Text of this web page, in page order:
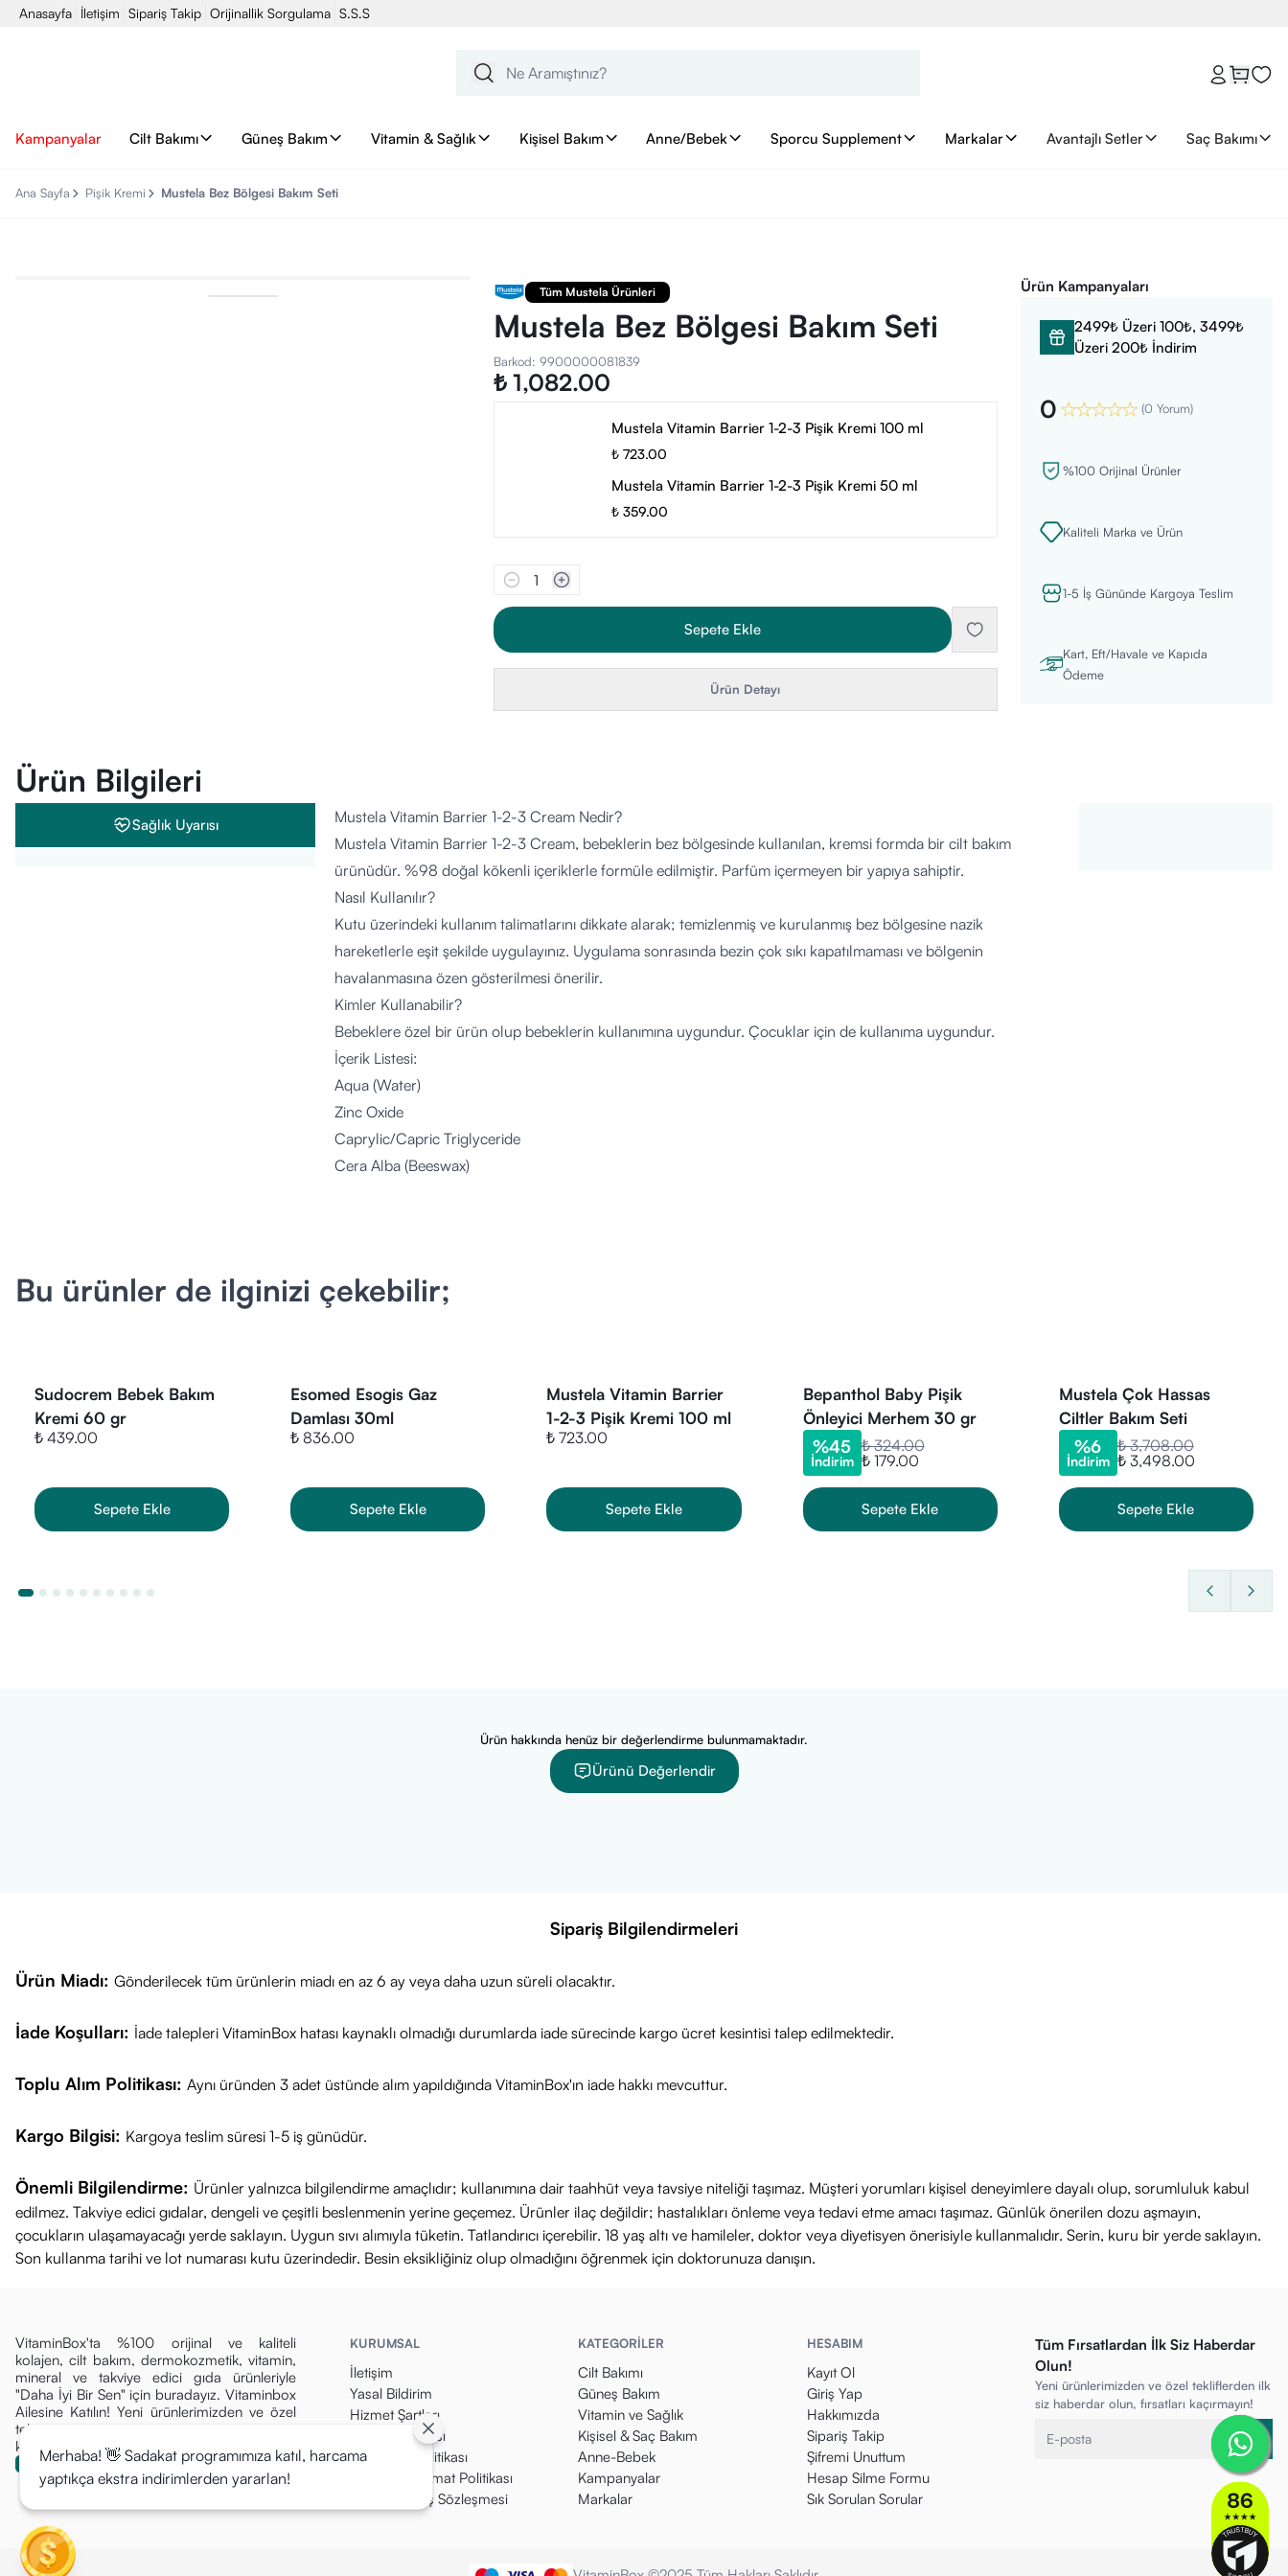
Anasayfa İletişim Sipariş Takip Orijinallik Sorgulama S.S.S
Kampanyalar Cilt Bakımı Güneş Bakım Vitamin & Sağlık Kişisel Bakım Anne/Bebek Sporcu Supplement Markalar Avantajlı Setler Saç Bakımı
Ana Sayfa Pişik Kremi Mustela Bez Bölgesi Bakım Seti
Tüm Mustela Ürünleri
Mustela Bez Bölgesi Bakım Seti
Barkod: 9900000081839
₺ 1,082.00
Mustela Vitamin Barrier 1-2-3 Pişik Kremi 100 ml
₺ 723.00
Mustela Vitamin Barrier 1-2-3 Pişik Kremi 50 ml
₺ 359.00
1
Sepete Ekle
Ürün Detayı
Ürün Kampanyaları
2499₺ Üzeri 100₺, 3499₺
Üzeri 200₺ İndirim
0 (0 Yorum)
%100 Orijinal Ürünler
Kaliteli Marka ve Ürün
1-5 İş Gününde Kargoya Teslim
Kart, Eft/Havale ve Kapıda
Ödeme
Ürün Bilgileri
Sağlık Uyarısı
Mustela Vitamin Barrier 1-2-3 Cream Nedir?
Mustela Vitamin Barrier 1-2-3 Cream, bebeklerin bez bölgesinde kullanılan, kremsi formda bir cilt bakım
ürünüdür. %98 doğal kökenli içeriklerle formüle edilmiştir. Parfüm içermeyen bir yapıya sahiptir.
Nasıl Kullanılır?
Kutu üzerindeki kullanım talimatlarını dikkate alarak; temizlenmiş ve kurulanmış bez bölgesine nazik
hareketlerle eşit şekilde uygulayınız. Uygulama sonrasında bezin çok sıkı kapatılmaması ve bölgenin
havalanmasına özen gösterilmesi önerilir.
Kimler Kullanabilir?
Bebeklere özel bir ürün olup bebeklerin kullanımına uygundur. Çocuklar için de kullanıma uygundur.
İçerik Listesi:
Aqua (Water)
Zinc Oxide
Caprylic/Capric Triglyceride
Cera Alba (Beeswax)
Bu ürünler de ilginizi çekebilir;
Sudocrem Bebek Bakım
Kremi 60 gr
₺ 439.00
Sepete Ekle
Esomed Esogis Gaz
Damlası 30ml
₺ 836.00
Sepete Ekle
Mustela Vitamin Barrier
1-2-3 Pişik Kremi 100 ml
₺ 723.00
Sepete Ekle
Bepanthol Baby Pişik
Önleyici Merhem 30 gr
%45
İndirim
₺ 324.00
₺ 179.00
Sepete Ekle
Mustela Çok Hassas
Ciltler Bakım Seti
%6
İndirim
₺ 3,708.00
₺ 3,498.00
Sepete Ekle
Ürün hakkında henüz bir değerlendirme bulunmamaktadır.
Ürünü Değerlendir
Sipariş Bilgilendirmeleri
Ürün Miadı: Gönderilecek tüm ürünlerin miadı en az 6 ay veya daha uzun süreli olacaktır.
İade Koşulları: İade talepleri VitaminBox hatası kaynaklı olmadığı durumlarda iade sürecinde kargo ücret kesintisi talep edilmektedir.
Toplu Alım Politikası: Aynı üründen 3 adet üstünde alım yapıldığında VitaminBox'ın iade hakkı mevcuttur.
Kargo Bilgisi: Kargoya teslim süresi 1-5 iş günüdür.
Önemli Bilgilendirme: Ürünler yalnızca bilgilendirme amaçlıdır; kullanımına dair taahhüt veya tavsiye niteliği taşımaz. Müşteri yorumları kişisel deneyimlere dayalı olup, sorumluluk kabul
edilmez. Takviye edici gıdalar, dengeli ve çeşitli beslenmenin yerine geçemez. Ürünler ilaç değildir; hastalıkları önleme veya tedavi etme amacı taşımaz. Günlük önerilen dozu aşmayın,
çocukların ulaşamayacağı yerde saklayın. Uygun sıvı alımıyla tüketin. Tatlandırıcı içerebilir. 18 yaş altı ve hamileler, doktor veya diyetisyen önerisiyle kullanmalıdır. Serin, kuru bir yerde saklayın.
Son kullanma tarihi ve lot numarası kutu üzerindedir. Besin eksikliğiniz olup olmadığını öğrenmek için doktorunuza danışın.
VitaminBox'ta %100 orijinal ve kaliteli
kolajen, cilt bakım, dermokozmetik, vitamin,
mineral ve takviye edici gıda ürünleriyle
"Daha İyi Bir Sen" için buradayız. Vitaminbox
Ailesine Katılın! Yeni ürünlerimizden ve özel
tekliflerden ilk siz haberdar olun, fırsatları
kaçırmayın!
KURUMSAL
İletişim
Yasal Bildirim
Hizmet Şartları
Gizlilik Politikası
Para İade Politikası
Kargo & Teslimat Politikası
Mesafeli Satış Sözleşmesi
KATEGORİLER
Cilt Bakımı
Güneş Bakım
Vitamin ve Sağlık
Kişisel & Saç Bakım
Anne-Bebek
Kampanyalar
Markalar
HESABIM
Kayıt Ol
Giriş Yap
Hakkımızda
Sipariş Takip
Şifremi Unuttum
Hesap Silme Formu
Sık Sorulan Sorular
Tüm Fırsatlardan İlk Siz Haberdar
Olun!
Yeni ürünlerimizden ve özel tekliflerden ilk
siz haberdar olun, fırsatları kaçırmayın!
Merhaba! 👋 Sadakat programımıza katıl, harcama
yaptıkça ekstra indirimlerden yararlan!